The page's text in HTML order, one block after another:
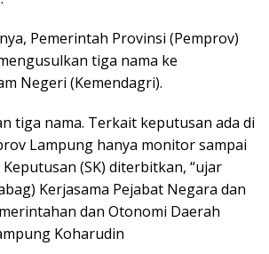
Pemerintah Provinsi (Pemprov)
tiga nama ke
Negeri (Kemendagri).
tiga nama. Terkait keputusan ada di
Lampung hanya monitor sampai
(SK) diterbitkan, “ujar
Kerjasama Pejabat Negara dan
dan Otonomi Daerah
Koharudin